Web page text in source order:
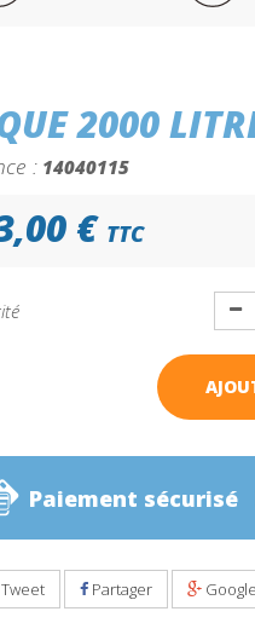
2000
: 14040115
€ TTC
Paiement sécurisé
Partager